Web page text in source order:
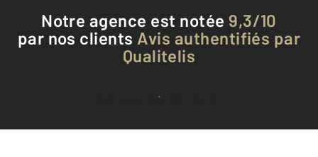
Notre agence est notée 9,3/10
par nos clients Avis authentifiés par
Qualitelis
Voir tous les avis clients